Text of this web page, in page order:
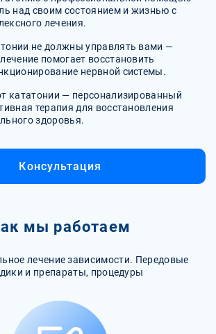
над своим состоянием и жизнью с
лечения.
не должны управлять вами —
помогает восстановить
нервной системы.
кататонии — персонализированный
терапия для восстановления
здоровья.
Консультация
мы работаем
лечение зависимости. Передовые
и препараты, процедуры